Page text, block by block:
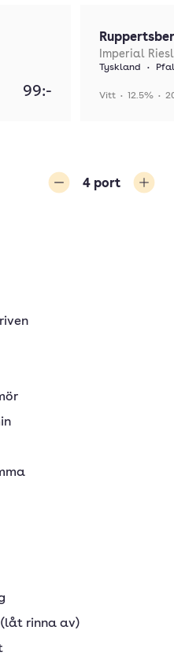
99:-
Imperial
Tyskland •
Vitt • 12.5% •
4 port
(låt rinna av)